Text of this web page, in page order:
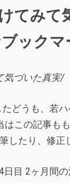
てみて
気づいた真実/
どうも、若
この記事も
したり、修正
日目 2ヶ月間